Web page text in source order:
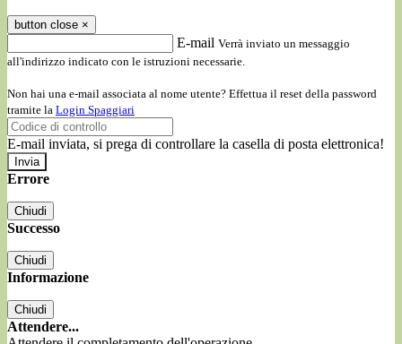
button close ×
E-mail Verrà inviato un messaggio
all'indirizzo indicato con le istruzioni necessarie.
Non hai una e-mail associata al nome utente? Effettua il reset della password
tramite la Login Spaggiari
E-mail inviata, si prega di controllare la casella di posta elettronica!
Errore
Chiudi
Successo
Chiudi
Informazione
Chiudi
Attendere...